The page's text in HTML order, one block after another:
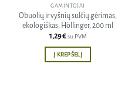
GAMINTOJAI
Obuolių ir vyšnių sulčių gėrimas,
ekologiškas, Höllinger, 200 ml
1,29€ su PVM
Į KREPŠELĮ